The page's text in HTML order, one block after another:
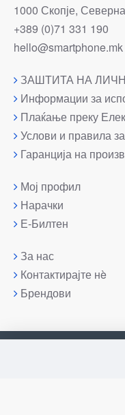
1000 Скопје,
+389 (0)71 331 190
hello@smartphone.mk
ЗАШТИТА НА
Информации за
Плаќање преку
Услови и правила
Гаранција на
Мој профил
Нарачки
Е-Билтен
За нас
Контактирајте нè
Брендови